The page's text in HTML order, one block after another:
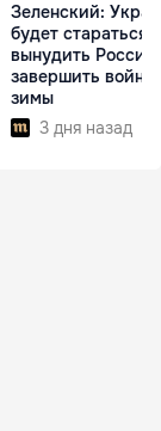
Зеленский:
будет стараться
вынудить Россию
завершить войну
зимы
3 дня назад